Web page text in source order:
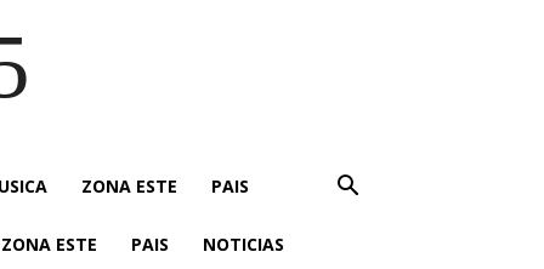
ZONA ESTE PAIS
ZONA ESTE PAIS NOTICIAS